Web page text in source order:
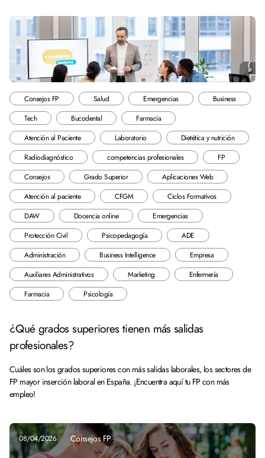
Consejos FP Salud Emergencias
Business
Tech
Bucodental
Farmacia
Atención al Paciente
Laboratorio
Dietética y nutrición
Radiodiagnóstico
competencias profesionales
FP
Consejos
Grado Superior
Aplicaciones Web
Atención al paciente
CFGM
Ciclos Formativos
DAW
Docencia online
Emergencias
Protección Civil
Psicopedagogía
ADE
Administración
Business Intelligence
Empresa
Auxiliares Administrativos
Marketing
Enfermería
Farmacia
Psicología
¿Qué grados superiores tienen más salidas
profesionales?
Cuáles son los grados superiores con más salidas laborales, los sectores de
FP mayor inserción laboral en España. ¡Encuentra aquí tu FP con más
empleo!
08/04/2026 Consejos FP